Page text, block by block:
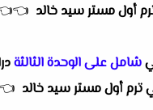
أول مستر سيد خالد 👈
شامل على الوحدة الثالثة
ترم أول مستر سيد خالد 👈